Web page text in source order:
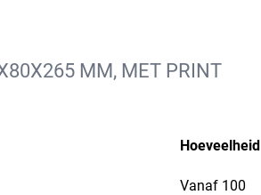
MM, MET PRINT
Hoeveelheid
Vanaf 100